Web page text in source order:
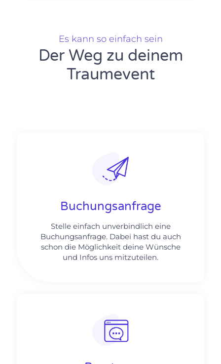
Es kann so einfach sein
Der Weg zu deinem
Traumevent
Buchungsanfrage
Stelle einfach unverbindlich eine
Buchungsanfrage. Dabei hast du auch
schon die Möglichkeit deine Wünsche
und Infos uns mitzuteilen.